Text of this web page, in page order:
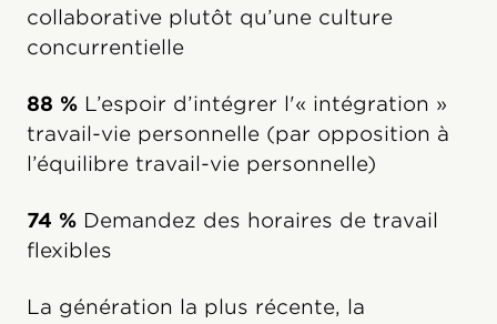
collaborative plutôt qu’une culture
concurrentielle
88 % L’espoir d’intégrer l'« intégration »
travail-vie personnelle (par opposition à
l’équilibre travail-vie personnelle)
74 % Demandez des horaires de travail
flexibles
La génération la plus récente, la